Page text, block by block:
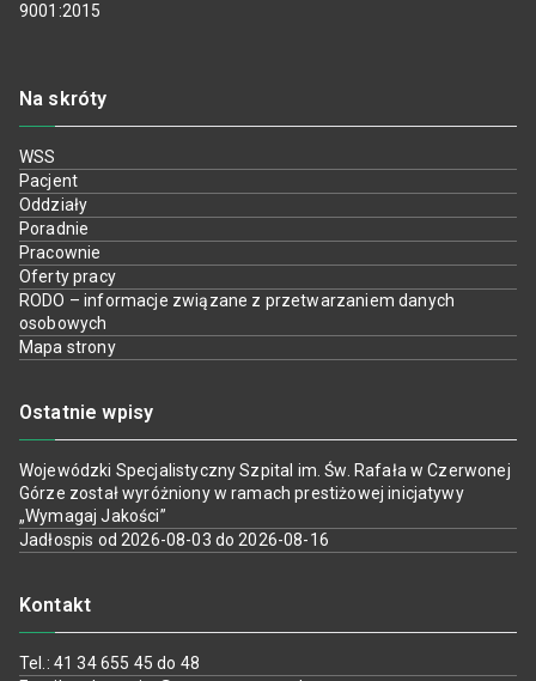
9001:2015
Na skróty
WSS
Pacjent
Oddziały
Poradnie
Pracownie
Oferty pracy
RODO – informacje związane z przetwarzaniem danych
osobowych
Mapa strony
Ostatnie wpisy
Wojewódzki Specjalistyczny Szpital im. Św. Rafała w Czerwonej
Górze został wyróżniony w ramach prestiżowej inicjatywy
„Wymagaj Jakości”
Jadłospis od 2026-08-03 do 2026-08-16
Kontakt
Tel.: 41 34 655 45 do 48